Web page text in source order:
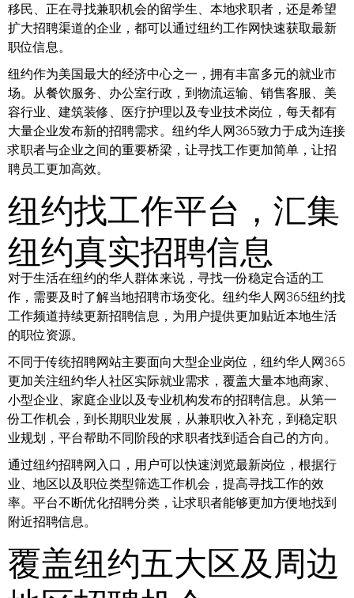
移民、正在寻找兼职机会的留学生、本地求职者，还是希望
扩大招聘渠道的企业，都可以通过纽约工作网快速获取最新
职位信息。
纽约作为美国最大的经济中心之一，拥有丰富多元的就业市
场。从餐饮服务、办公室行政，到物流运输、销售客服、美
容行业、建筑装修、医疗护理以及专业技术岗位，每天都有
大量企业发布新的招聘需求。纽约华人网365致力于成为连接
求职者与企业之间的重要桥梁，让寻找工作更加简单，让招
聘员工更加高效。
纽约找工作平台，汇集
纽约真实招聘信息
对于生活在纽约的华人群体来说，寻找一份稳定合适的工
作，需要及时了解当地招聘市场变化。纽约华人网365纽约找
工作频道持续更新招聘信息，为用户提供更加贴近本地生活
的职位资源。
不同于传统招聘网站主要面向大型企业岗位，纽约华人网365
更加关注纽约华人社区实际就业需求，覆盖大量本地商家、
小型企业、家庭企业以及专业机构发布的招聘信息。从第一
份工作机会，到长期职业发展，从兼职收入补充，到稳定职
业规划，平台帮助不同阶段的求职者找到适合自己的方向。
通过纽约招聘网入口，用户可以快速浏览最新岗位，根据行
业、地区以及职位类型筛选工作机会，提高寻找工作的效
率。平台不断优化招聘分类，让求职者能够更加方便地找到
附近招聘信息。
覆盖纽约五大区及周边